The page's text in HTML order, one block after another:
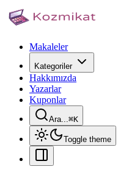
Makaleler
Kategoriler
Hakkımızda
Yazarlar
Kuponlar
Ara...⌘K
Toggle theme